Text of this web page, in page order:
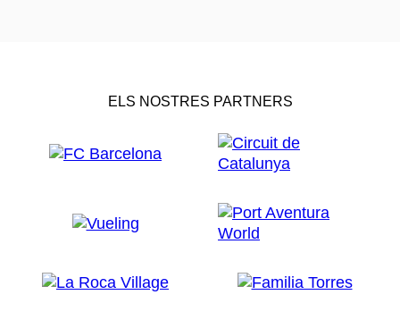
ELS NOSTRES PARTNERS